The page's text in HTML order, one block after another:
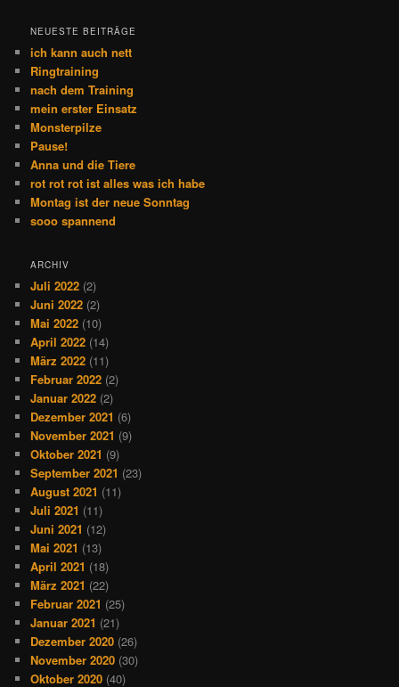
NEUESTE BEITRÄGE
ich kann auch nett
Ringtraining
nach dem Training
mein erster Einsatz
Monsterpilze
Pause!
Anna und die Tiere
rot rot rot ist alles was ich habe
Montag ist der neue Sonntag
sooo spannend
ARCHIV
Juli 2022 (2)
Juni 2022 (2)
Mai 2022 (10)
April 2022 (14)
März 2022 (11)
Februar 2022 (2)
Januar 2022 (2)
Dezember 2021 (6)
November 2021 (9)
Oktober 2021 (9)
September 2021 (23)
August 2021 (11)
Juli 2021 (11)
Juni 2021 (12)
Mai 2021 (13)
April 2021 (18)
März 2021 (22)
Februar 2021 (25)
Januar 2021 (21)
Dezember 2020 (26)
November 2020 (30)
Oktober 2020 (40)